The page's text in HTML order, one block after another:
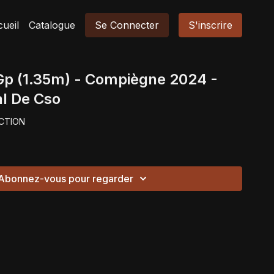
Catalogue Se Connecter S'inscrire
(1.35m) - Compiègne 2024 -
De Cso
vous pour regarder